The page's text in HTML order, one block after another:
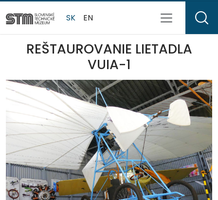
SK EN
REŠTAUROVANIE LIETADLA
VUIA-1